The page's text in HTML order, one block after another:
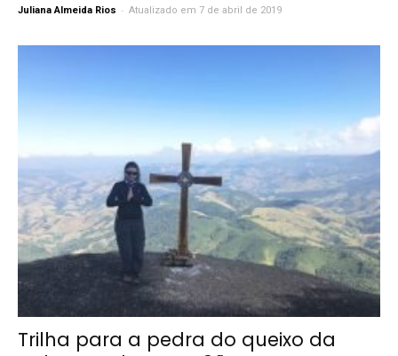
Juliana Almeida Rios - Atualizado em 7 de abril de 2019
Trilha para a pedra do queixo da